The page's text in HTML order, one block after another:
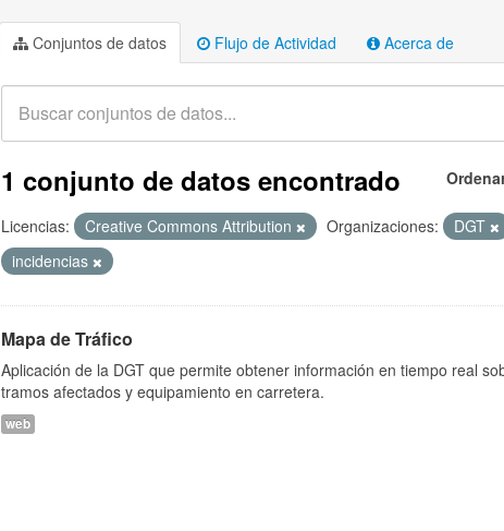
Conjuntos de datos Flujo de Actividad Acerca de
1 conjunto de datos encontrado
Licencias: Creative Commons Attribution Organizaciones: DGT
incidencias
Mapa de Tráfico
Aplicación de la DGT que permite obtener información en tiempo real
tramos afectados y equipamiento en carretera.
web